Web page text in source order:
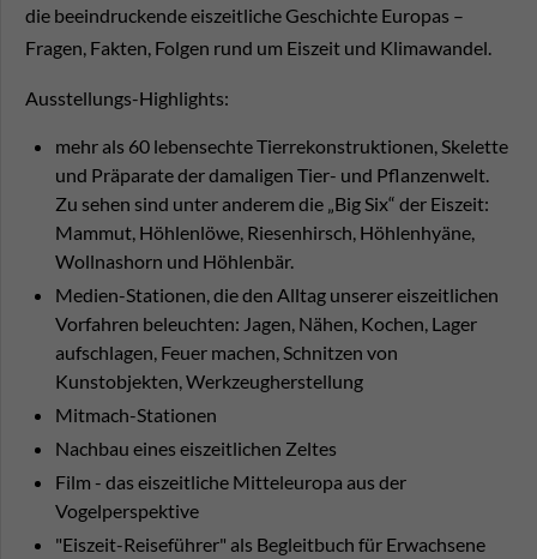
die beeindruckende eiszeitliche Geschichte Europas –
Fragen, Fakten, Folgen rund um Eiszeit und Klimawandel.
Ausstellungs-Highlights:
mehr als 60 lebensechte Tierrekonstruktionen, Skelette
und Präparate der damaligen Tier- und Pflanzenwelt.
Zu sehen sind unter anderem die „Big Six“ der Eiszeit:
Mammut, Höhlenlöwe, Riesenhirsch, Höhlenhyäne,
Wollnashorn und Höhlenbär.
Medien-Stationen, die den Alltag unserer eiszeitlichen
Vorfahren beleuchten: Jagen, Nähen, Kochen, Lager
aufschlagen, Feuer machen, Schnitzen von
Kunstobjekten, Werkzeugherstellung
Mitmach-Stationen
Nachbau eines eiszeitlichen Zeltes
Film - das eiszeitliche Mitteleuropa aus der
Vogelperspektive
"Eiszeit-Reiseführer" als Begleitbuch für Erwachsene